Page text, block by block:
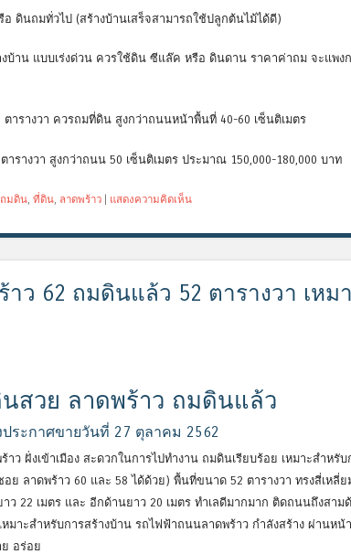
ดินถมทั่วไป (สร้างบ้านเสร็จสามารถใช้ปลูกต้นไม้ได้ดี)
งบ้าน แบบเร่งด่วน ควรใช้ดิน ซีแล๊ค หรือ ดินดาน ราคาค่าถม จะแพง
ารางวา ควรถมที่ดิน สูงกว่าถนนหน้าพื้นที่ 40-60 เซ็นติเมตร
รางวา สูงกว่าถนน 50 เซ็นติเมตร ประมาณ 150,000-180,000 บาท
ถมดิน ที่ดิน ลาดพร้าว | แสดงความคิดเห็น
ว 62 ถมดินแล้ว 52 ตารางวา เหม
สวย ลาดพร้าว ถมดินแล้ว
ประกาศขายวันที่ 27 ตุลาคม 2562
ฝั่งเข้าเมือง สะดวกในการไปทำงาน ถมดินเรียบร้อย เหมาะสำหรับ
ย ลาดพร้าว 60 และ 58 ได้ด้วย) พื้นที่ขนาด 52 ตารางวา ทรงสี่เหลี่ย
ว 22 เมตร และ อีกด้านยาว 20 เมตร ทำเลดีมากมาก ติดถนนถึงสาม
มาะสำหรับการสร้างบ้าน รถไฟฟ้าถนนลาดพร้าว กำลังสร้าง ผ่านหน้
อร่อย